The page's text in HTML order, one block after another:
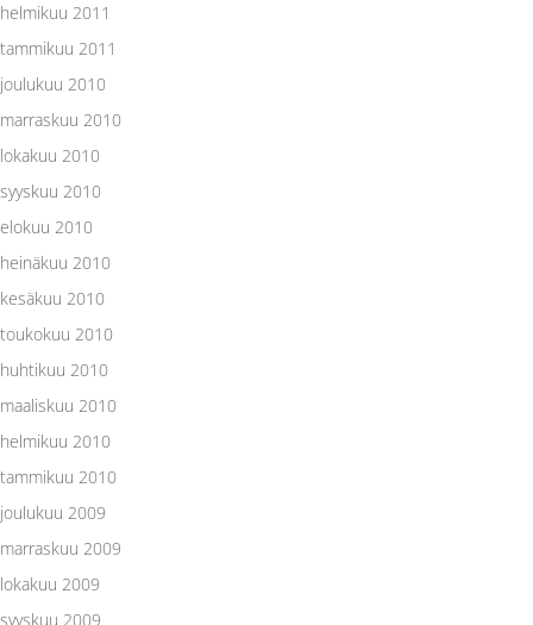
helmikuu 2011
tammikuu 2011
joulukuu 2010
marraskuu 2010
lokakuu 2010
syyskuu 2010
elokuu 2010
heinäkuu 2010
kesäkuu 2010
toukokuu 2010
huhtikuu 2010
maaliskuu 2010
helmikuu 2010
tammikuu 2010
joulukuu 2009
marraskuu 2009
lokakuu 2009
syyskuu 2009